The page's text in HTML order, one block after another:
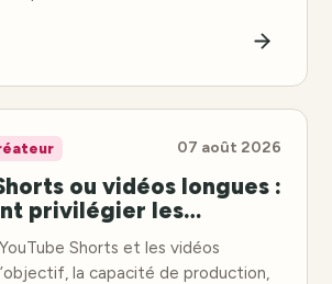
07 août 2026
ou vidéos longues :
privilégier les
Shorts et les vidéos
la capacité de production,